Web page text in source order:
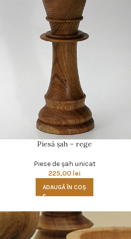
Piesă şah – rege
Piese de şah unicat
225,00 lei
ADAUGĂ ÎN COȘ